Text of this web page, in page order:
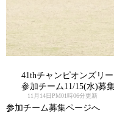
41thチャンピオンズリ
参加チーム11/15(水)募
11月14日PM01時06分更新
参加チーム募集ページへ